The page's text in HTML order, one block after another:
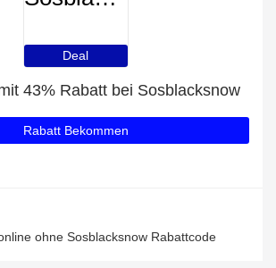
Deal
43% Rabatt bei Sosblacksnow
Rabatt Bekommen
ohne Sosblacksnow Rabattcode